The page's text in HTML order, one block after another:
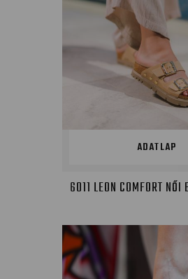
ADATLAP
6011 LEON COMFORT NŐI